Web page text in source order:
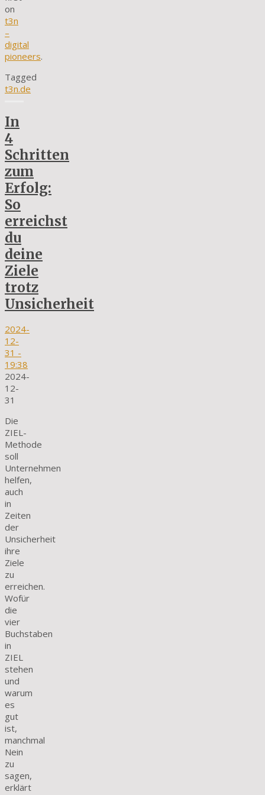
on
t3n
–
digital
pioneers.
Tagged
t3n.de
In
4
Schritten
zum
Erfolg:
So
erreichst
du
deine
Ziele
trotz
Unsicherheit
2024-
12-
31 -
19:38
2024-
12-
31
Die
ZIEL-
Methode
soll
Unternehmen
helfen,
auch
in
Zeiten
der
Unsicherheit
ihre
Ziele
zu
erreichen.
Wofür
die
vier
Buchstaben
in
ZIEL
stehen
und
warum
es
gut
ist,
manchmal
Nein
zu
sagen,
erklärt